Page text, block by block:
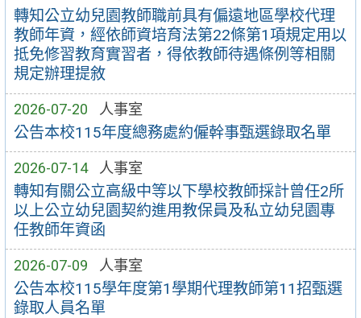
轉知公立幼兒園教師職前具有偏遠地區學校代理
教師年資，經依師資培育法第22條第1項規定用以
抵免修習教育實習者，得依教師待遇條例等相關
規定辦理提敘
2026-07-20 人事室
公告本校115年度總務處約僱幹事甄選錄取名單
2026-07-14 人事室
轉知有關公立高級中等以下學校教師採計曾任2所
以上公立幼兒園契約進用教保員及私立幼兒園專
任教師年資函
2026-07-09 人事室
公告本校115學年度第1學期代理教師第11招甄選
錄取人員名單